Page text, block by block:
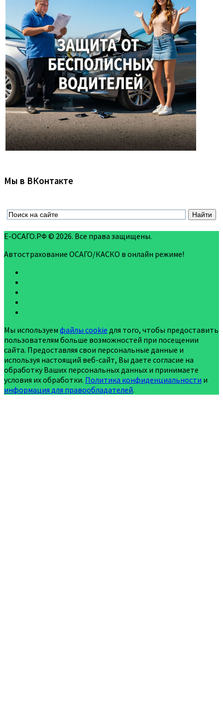
Мы в ВКонтакте
Е-ОСАГО.РФ © 2026. Все права защищены.
Автострахование ОСАГО/КАСКО в онлайн режиме!
Мы используем файлы cookie для того, чтобы предоставить
пользователям больше возможностей при посещении
сайта. Предоставляя свои персональные данные и
используя настоящий веб-сайт, Вы даете согласие на
обработку Ваших персональных данных и принимаете
условия их обработки. Политика конфиденциальности и
информация для правообладателей.